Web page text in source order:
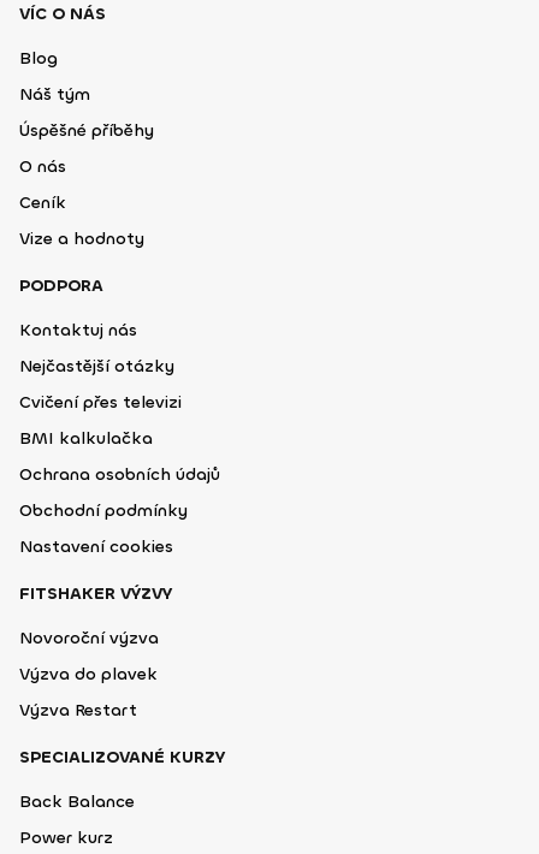
VÍC O NÁS
Blog
Náš tým
Úspěšné příběhy
O nás
Ceník
Vize a hodnoty
PODPORA
Kontaktuj nás
Nejčastější otázky
Cvičení přes televizi
BMI kalkulačka
Ochrana osobních údajů
Obchodní podmínky
Nastavení cookies
FITSHAKER VÝZVY
Novoroční výzva
Výzva do plavek
Výzva Restart
SPECIALIZOVANÉ KURZY
Back Balance
Power kurz